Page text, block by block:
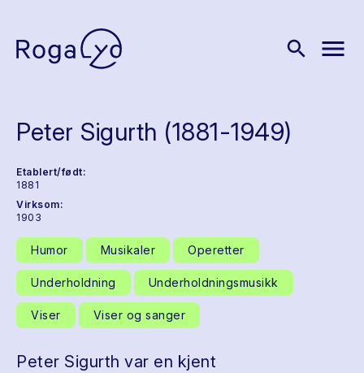
search menu
Peter Sigurth (1881-1949)
Etablert/født:
1881
Virksom:
1903
Humor Musikaler Operetter
Underholdning Underholdningsmusikk
Viser Viser og sanger
Peter Sigurth var en kjent